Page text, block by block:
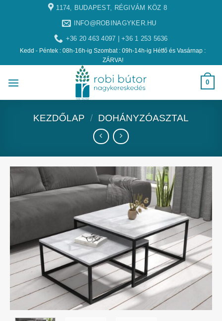
1174, BUDAPEST, RÉGIVÁM KÖZ 8
INFO@ROBINAGYKER.HU
+36 20 463 4097 | +36 1 253 5636
Kedd - Péntek : 08h-16h-ig Szombat : 09h-14h-ig Hétfő és Vasárnap :
ZÁRVA!
0
KEZDŐLAP / DOHÁNYZÓASZTAL